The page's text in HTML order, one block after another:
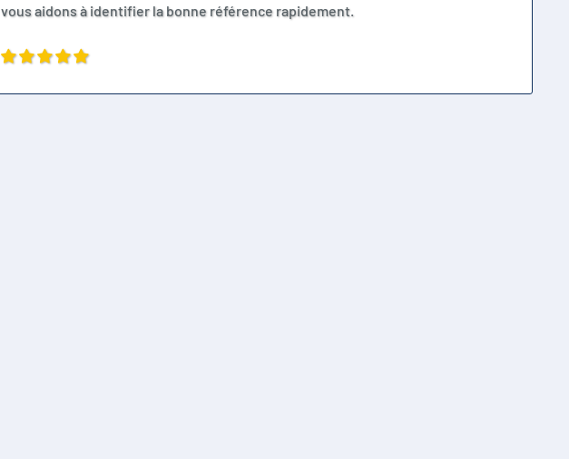
vous aidons à identifier la bonne référence rapidement.